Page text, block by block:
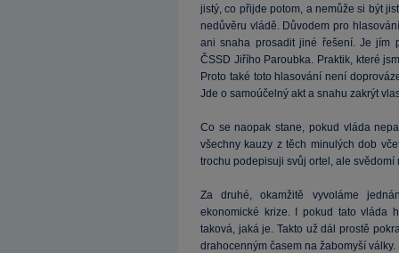
jistý, co přijde potom, a nemůže si být
nedůvěru vládě. Důvodem pro
ani snaha prosadit jiné řešení. Je jím
ČSSD Jiřího Paroubka. Praktik, které
Proto také toto hlasování není
Jde o samoúčelný akt a snahu zakrýt
Co se naopak stane, pokud vláda
všechny kauzy z těch minulých dob
trochu podepisuji svůj ortel, ale
Za druhé, okamžitě vyvoláme
ekonomické krize. I pokud tato vláda
taková, jaká je. Takto už dál prostě
drahocenným časem na žabomyší války.